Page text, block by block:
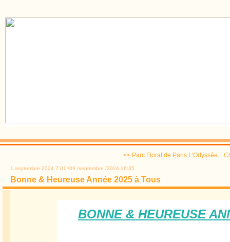
<< Parc Floral de Paris L’Odyssée...
1 septembre 2024 7 01 /09 /septembre /2024 16:35
Bonne & Heureuse Année 2025 à Tous
BONNE & HEUREUSE